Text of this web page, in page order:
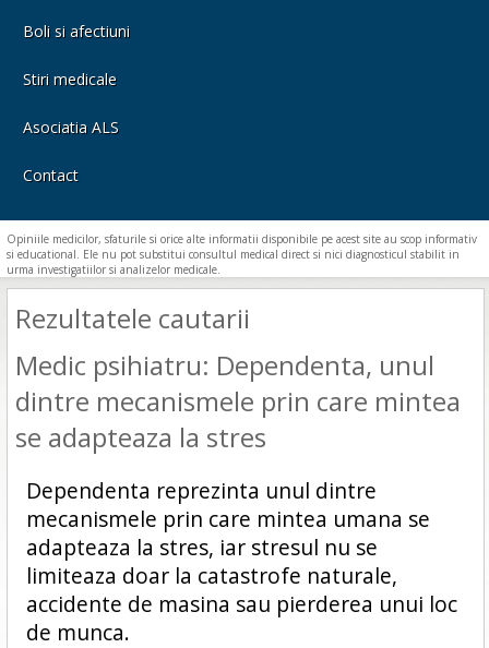
Boli si afectiuni
Stiri medicale
Asociatia ALS
Contact
Opiniile medicilor, sfaturile si orice alte informatii disponibile pe acest site au scop informativ
si educational. Ele nu pot substitui consultul medical direct si nici diagnosticul stabilit in
urma investigatiilor si analizelor medicale.
Rezultatele cautarii
Medic psihiatru: Dependenta, unul
dintre mecanismele prin care mintea
se adapteaza la stres
Dependenta reprezinta unul dintre
mecanismele prin care mintea umana se
adapteaza la stres, iar stresul nu se
limiteaza doar la catastrofe naturale,
accidente de masina sau pierderea unui loc
de munca.